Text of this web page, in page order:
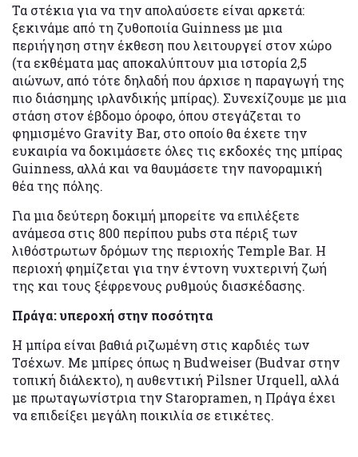
Τα στέκια για να την απολαύσετε είναι αρκετά:
ξεκινάμε από τη ζυθοποιία Guinness με μια
περιήγηση στην έκθεση που λειτουργεί στον χώρο
(τα εκθέματα μας αποκαλύπτουν μια ιστορία 2,5
αιώνων, από τότε δηλαδή που άρχισε η παραγωγή της
πιο διάσημης ιρλανδικής μπίρας). Συνεχίζουμε με μια
στάση στον έβδομο όροφο, όπου στεγάζεται το
φημισμένο Gravity Bar, στο οποίο θα έχετε την
ευκαιρία να δοκιμάσετε όλες τις εκδοχές της μπίρας
Guinness, αλλά και να θαυμάσετε την πανοραμική
θέα της πόλης.
Για μια δεύτερη δοκιμή μπορείτε να επιλέξετε
ανάμεσα στις 800 περίπου pubs στα πέριξ των
λιθόστρωτων δρόμων της περιοχής Temple Bar. Η
περιοχή φημίζεται για την έντονη νυχτερινή ζωή
της και τους ξέφρενους ρυθμούς διασκέδασης.
Πράγα: υπεροχή στην ποσότητα
Η μπίρα είναι βαθιά ριζωμένη στις καρδιές των
Τσέχων. Με μπίρες όπως η Budweiser (Budvar στην
τοπική διάλεκτο), η αυθεντική Pilsner Urquell, αλλά
με πρωταγωνίστρια την Staropramen, η Πράγα έχει
να επιδείξει μεγάλη ποικιλία σε ετικέτες.